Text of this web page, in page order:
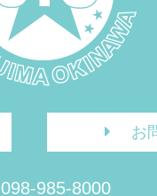
お
098-985-8000